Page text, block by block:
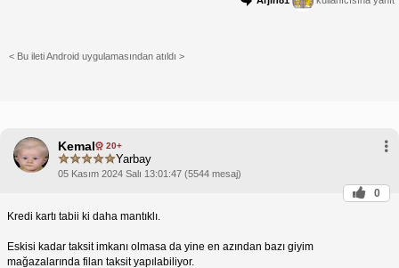
< Bu ileti Android uygulamasından atıldı >
Kemal 20+
Yarbay
05 Kasım 2024 Salı 13:01:47 (5544 mesaj)
0
Kredi kartı tabii ki daha mantıklı.
Eskisi kadar taksit imkanı olmasa da yine en azından bazı giyim
mağazalarında filan taksit yapılabiliyor.